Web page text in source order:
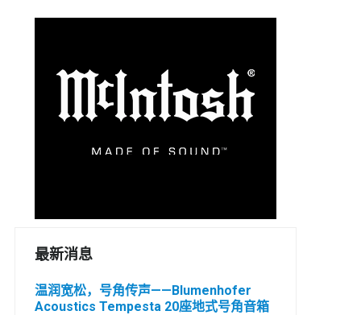
最新消息
温润宽松，号角传声——Blumenhofer
Acoustics Tempesta 20座地式号角音箱